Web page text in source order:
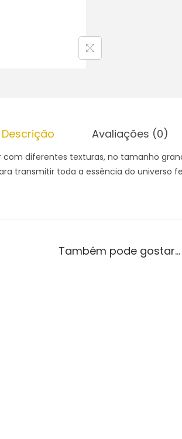
Descrição Avaliações (0)
com diferentes texturas, no tamanho
transmitir toda a essência do universo
Também pode gostar…